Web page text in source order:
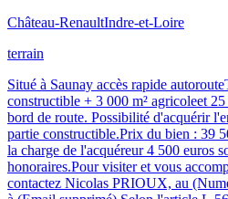
Château-RenaultIndre-et-Loire
terrain
Situé à Saunay accès rapide
constructible + 3 000 m² agricoleet
bord de route. Possibilité d'acquérir
partie constructible.Prix du bien : 39
la charge de l'acquéreur 4 500 euros
honoraires.Pour visiter et vous
contactez Nicolas PRIOUX, au